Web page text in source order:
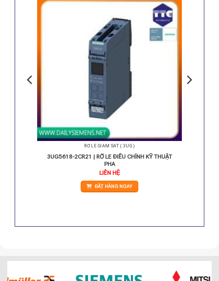
RỜ LE GIÁM SÁT ( 3UG )
3UG5618-2CR21 | RỜ LE ĐIỀU CHỈNH KỸ THUẬT
PHA
LIÊN HỆ
ĐẶT HÀNG NGAY